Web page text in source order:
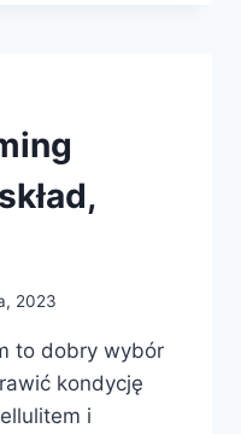
2023
to dobry wybór
kondycję
i